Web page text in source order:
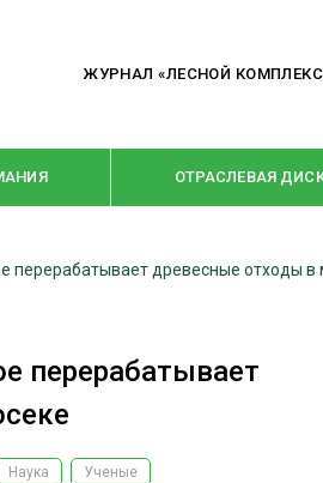
ЖУРНАЛ «ЛЕСНОЙ
ОТРАСЛЕВАЯ
РУБРИКИ
КРУПНЫМ
перерабатывает древесные отходы в
перерабатывает
Наука Ученые